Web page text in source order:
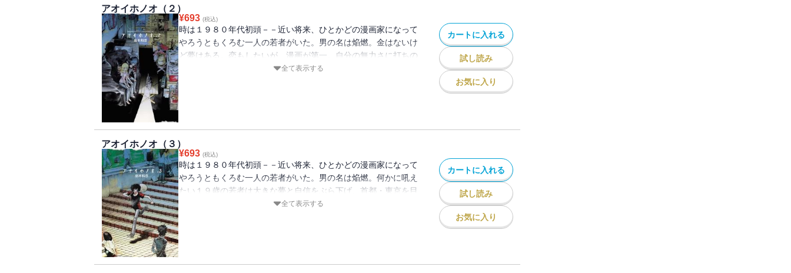
アオイホノオ（２）
¥693 (税込)
時は１９８０年代初頭－－近い将来、ひとかどの漫画家になって
やろうともくろむ一人の若者がいた。男の名は焔燃。金はないけ
ど夢はある。恋もしたいが、漫画が第一。自分の無力さに打ちの
めされ飲めない酒を買う日もあるさ。熱き野望と空回りの毎日に
全て表示する
カートに入れる
試し読み
お気に入り
アオイホノオ（３）
¥693 (税込)
時は１９８０年代初頭－－近い将来、ひとかどの漫画家になって
やろうともくろむ一人の若者がいた。男の名は焔燃。何かに吼え
たい１９歳の若者は大きな夢と自信をぶら下げ、首都・東京を目
指し立ち上がる－－話題爆発の新章開始！熱血芸大生の七転八倒
全て表示する
カートに入れる
試し読み
お気に入り